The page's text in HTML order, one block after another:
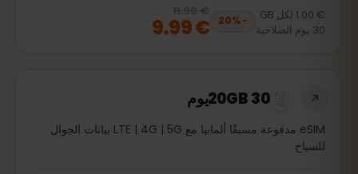
€ 1.00 لكل GB
30 يوم الصلاحية
−
20%
20% off, was
€ 9.99 € 11.99
€ 9.99
20GB 30يوم
eSIM مدفوعة مسبقًا ألمانيا مع LTE | 4G | 5G بيانات الجوال
للسياح